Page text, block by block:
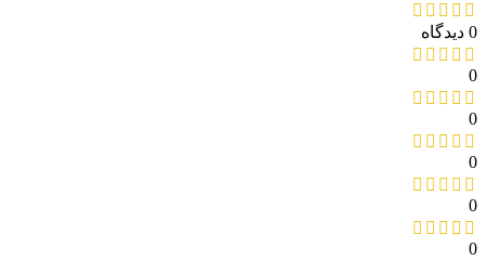
0 دیدگاه
0
0
0
0
0